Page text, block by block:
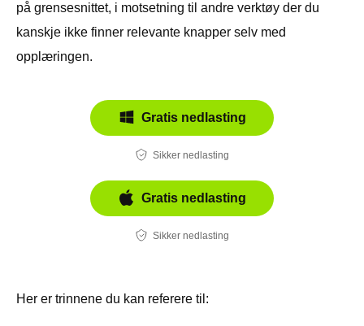
på grensesnittet, i motsetning til andre verktøy der du
kanskje ikke finner relevante knapper selv med
opplæringen.
Gratis nedlasting
Sikker nedlasting
Gratis nedlasting
Sikker nedlasting
Her er trinnene du kan referere til: